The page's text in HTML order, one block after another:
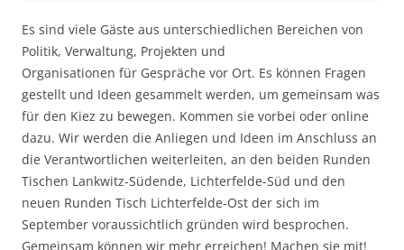
Es sind viele Gäste aus unterschiedlichen Bereichen von
Politik, Verwaltung, Projekten und
Organisationen für Gespräche vor Ort. Es können Fragen
gestellt und Ideen gesammelt werden, um gemeinsam was
für den Kiez zu bewegen. Kommen sie vorbei oder online
dazu. Wir werden die Anliegen und Ideen im Anschluss an
die Verantwortlichen weiterleiten, an den beiden Runden
Tischen Lankwitz-Südende, Lichterfelde-Süd und den
neuen Runden Tisch Lichterfelde-Ost der sich im
September voraussichtlich gründen wird besprochen.
Gemeinsam können wir mehr erreichen! Machen sie mit!